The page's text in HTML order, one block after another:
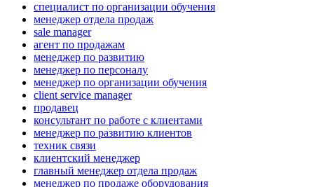
специалист по организации обучения
менеджер отдела продаж
sale manager
агент по продажам
менеджер по развитию
менеджер по персоналу
менеджер по организации обучения
client service manager
продавец
консультант по работе с клиентами
менеджер по развитию клиентов
техник связи
клиентский менеджер
главный менеджер отдела продаж
менеджер по продаже оборудования